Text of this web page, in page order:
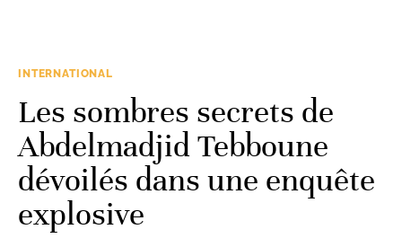
INTERNATIONAL
Les sombres secrets de
Abdelmadjid Tebboune
dévoilés dans une enquête
explosive